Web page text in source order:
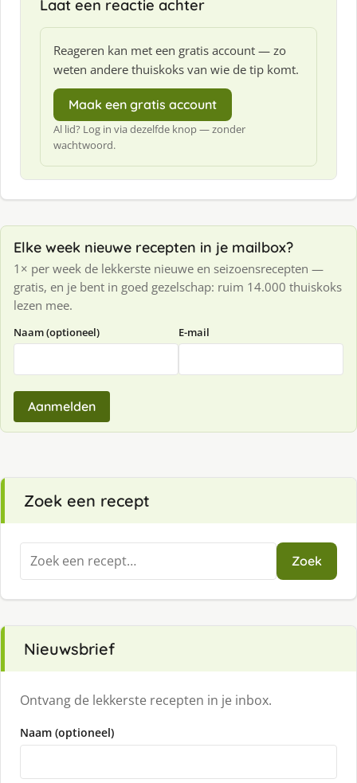
Laat een reactie achter
Reageren kan met een gratis account — zo
weten andere thuiskoks van wie de tip komt.
Maak een gratis account
Al lid? Log in via dezelfde knop — zonder
wachtwoord.
Elke week nieuwe recepten in je mailbox?
1× per week de lekkerste nieuwe en seizoensrecepten —
gratis, en je bent in goed gezelschap: ruim 14.000 thuiskoks
lezen mee.
Naam (optioneel) E-mail
Aanmelden
Zoek een recept
Zoeken
naar:
Zoek
Nieuwsbrief
Ontvang de lekkerste recepten in je inbox.
Naam (optioneel)